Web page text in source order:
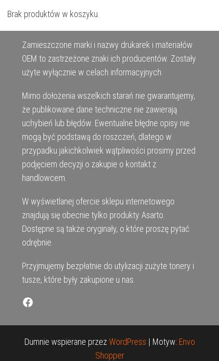
Brak produktów w koszyku.
Zamieszczone marki i nazwy drukarek i materiałów
OEM to zastrzeżone znaki ich producentów. Zostały
użyte wyłącznie w celach informacyjnych.
Mimo dołożenia wszelkich starań nie gwarantujemy,
że publikowane dane techniczne nie zawierają
uchybień lub błędów. Ewentualne błędne opisy nie
mogą być podstawą do roszczeń, dlatego w
przypadku jakichkolwiek wątpliwości prosimy przed
podjęciem decyzji o zakupie o kontakt z
handlowcem.
W wyświetlanej ofercie sklepu internetowego
znajdują się obecnie tylko produkty Asarto.
Dostępne są także oryginały, o które proszę pytać
odrębnie.
Przyjmujemy bezpłatnie do utylizacji zużyte tonery i
tusze, które były zakupione u nas.
Facebook
Dumnie wspierane przez WordPress | Motyw: Envo
Shopper